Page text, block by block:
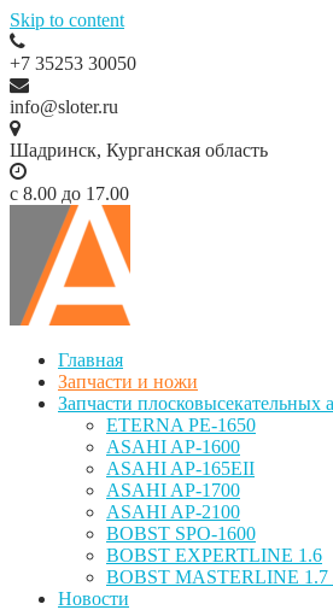
Skip to content
+7 35253 30050
info@sloter.ru
Шадринск, Курганская область
с 8.00 до 17.00
Главная
Запчасти и ножи
Запчасти плосковысекательных
ETERNA PE-1650
ASAHI AP-1600
ASAHI AP-165EII
ASAHI AP-1700
ASAHI AP-2100
BOBST SPO-1600
BOBST EXPERTLINE 1.6
BOBST MASTERLINE 1.7
Новости